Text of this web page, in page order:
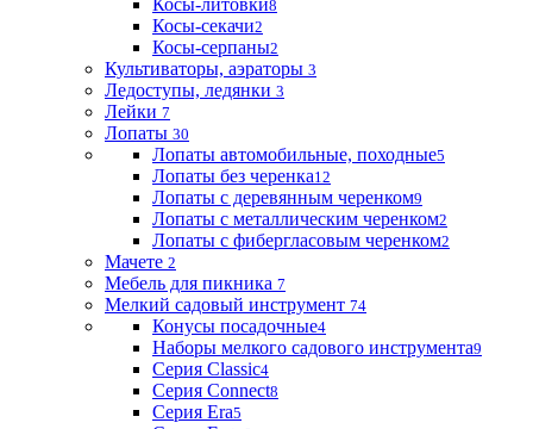
Косы-литовки8
Косы-секачи2
Косы-серпаны2
Культиваторы, аэраторы 3
Ледоступы, ледянки 3
Лейки 7
Лопаты 30
Лопаты автомобильные, походные5
Лопаты без черенка12
Лопаты с деревянным черенком9
Лопаты с металлическим черенком2
Лопаты с фибергласовым черенком2
Мачете 2
Мебель для пикника 7
Мелкий садовый инструмент 74
Конусы посадочные4
Наборы мелкого садового инструмента9
Серия Classic4
Серия Connect8
Серия Era5